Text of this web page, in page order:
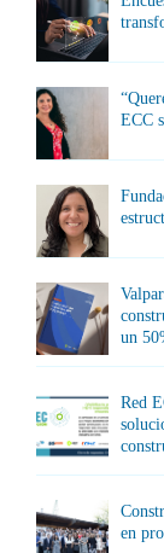
ECC
un
Red
en